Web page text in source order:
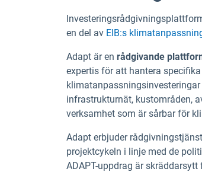
en del av EIB:s
Adapt är en rådgivande
expertis för att hantera
infrastrukturnät, kustområden,
verksamhet som är sårbar för
Adapt erbjuder
projektcykeln i linje med de
ADAPT-uppdrag är